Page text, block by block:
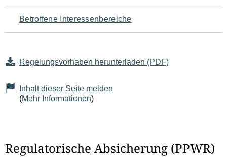
für
den
Seiteninhalt
Betroffene Interessenbereiche
Regelungsvorhaben herunterladen (PDF)
Inhalt dieser Seite melden
(Mehr Informationen)
Regulatorische Absicherung (PPWR)